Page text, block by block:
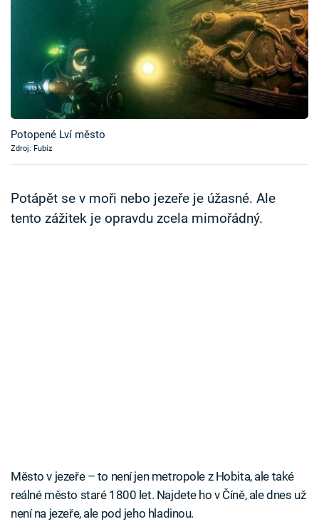
TV Program
Časopis
Sledujte prima+
Sledujte nás
Potopené Lví město
Zdroj: Fubiz
Potápět se v moři nebo jezeře je úžasné. Ale
tento zážitek je opravdu zcela mimořádný.
Město v jezeře – to není jen metropole z Hobita, ale také
reálné město staré 1800 let. Najdete ho v Číně, ale dnes už
není na jezeře, ale pod jeho hladinou.